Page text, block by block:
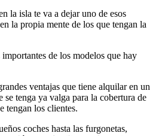
la isla te va a dejar uno de esos
la propia mente de los que tengan la
de los modelos que hay
ventajas que tiene alquilar en un
se tenga ya valga para la cobertura de
tengan los clientes.
coches hasta las furgonetas,